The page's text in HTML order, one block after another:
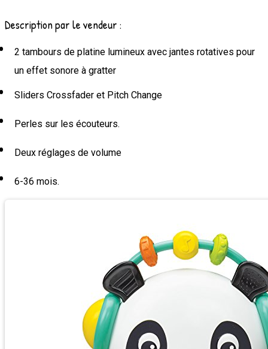
Description par le vendeur :
2 tambours de platine lumineux avec jantes rotatives pour
un effet sonore à gratter
Sliders Crossfader et Pitch Change
Perles sur les écouteurs.
Deux réglages de volume
6-36 mois.